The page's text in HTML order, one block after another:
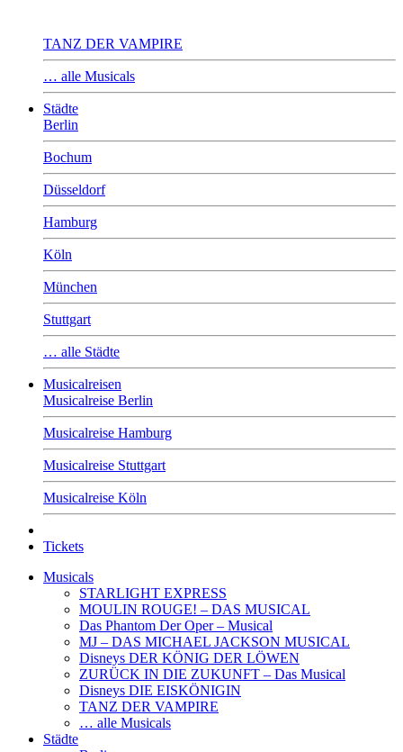
TANZ DER VAMPIRE
… alle Musicals
Städte
Berlin
Bochum
Düsseldorf
Hamburg
Köln
München
Stuttgart
… alle Städte
Musicalreisen
Musicalreise Berlin
Musicalreise Hamburg
Musicalreise Stuttgart
Musicalreise Köln
Tickets
Musicals
STARLIGHT EXPRESS
MOULIN ROUGE! – DAS MUSICAL
Das Phantom Der Oper – Musical
MJ – DAS MICHAEL JACKSON MUSICAL
Disneys DER KÖNIG DER LÖWEN
ZURÜCK IN DIE ZUKUNFT – Das Musical
Disneys DIE EISKÖNIGIN
TANZ DER VAMPIRE
… alle Musicals
Städte